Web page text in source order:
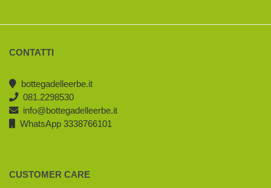
CONTATTI
bottegadelleerbe.it
081.2298530
info@bottegadelleerbe.it
WhatsApp 3338766101
CUSTOMER CARE